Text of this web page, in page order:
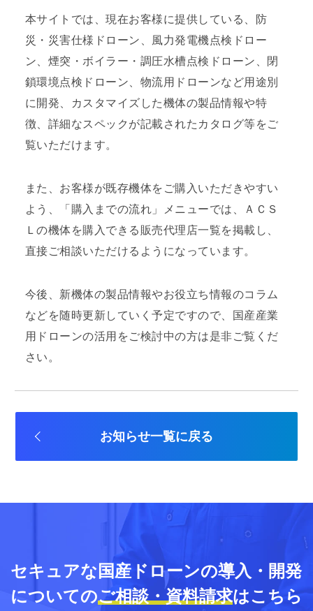
本サイトでは、現在お客様に提供している、防
災・災害仕様ドローン、風力発電機点検ドロー
ン、煙突・ボイラー・調圧水槽点検ドローン、閉
鎖環境点検ドローン、物流用ドローンなど用途別
に開発、カスタマイズした機体の製品情報や特
徴、詳細なスペックが記載されたカタログ等をご
覧いただけます。
また、お客様が既存機体をご購入いただきやすい
よう、「購入までの流れ」メニューでは、ＡＣＳ
Ｌの機体を購入できる販売代理店一覧を掲載し、
直接ご相談いただけるようになっています。
今後、新機体の製品情報やお役立ち情報のコラム
などを随時更新していく予定ですので、国産産業
用ドローンの活用をご検討中の方は是非ご覧くだ
さい。
お知らせ一覧に戻る
セキュアな国産ドローンの導入・開発
についてのご相談・資料請求はこちら